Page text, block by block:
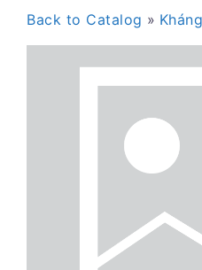
Back to Catalog